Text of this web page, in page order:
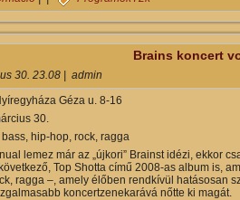
Brains koncert
30. 23.08 | admin
Géza u. 8-16
30.
hip-hop, rock, ragga
lemez már az „újkori” Brainst idézi, ekkor
Top Shotta című 2008-as album is,
ragga –, amely élőben rendkívül hatásosan
koncertzenekarává nőtte ki magát.